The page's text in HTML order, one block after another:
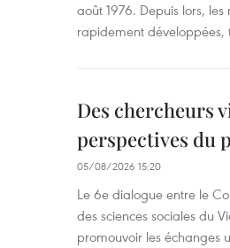
août 1976. Depuis lors,
rapidement
Des chercheurs
perspectives du
05/08/2026 15:20
Le 6e dialogue entre le
des sciences sociales du
promouvoir les échanges